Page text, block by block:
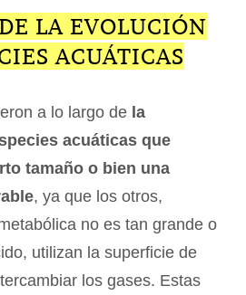
LA EVOLUCIÓN
ACUÁTICAS
a lo largo de la
acuáticas que
tamaño o bien una
, ya que los otros,
no es tan grande o
utilizan la superficie de
los gases. Estas